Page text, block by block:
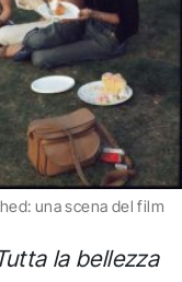
una scena del film
la bellezza